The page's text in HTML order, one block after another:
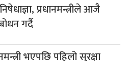
निषेधाज्ञा, प्रधानमन्त्रीले आजै
गर्दै
भएपछि पहिलो सुरक्षा